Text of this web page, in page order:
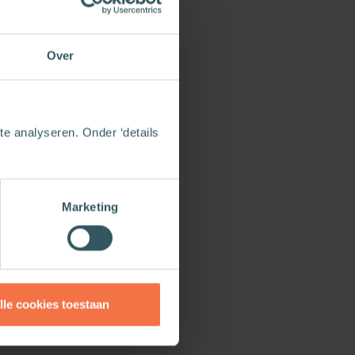
Over
analyseren. Onder ‘details
Marketing
cookies toestaan
[…]
van